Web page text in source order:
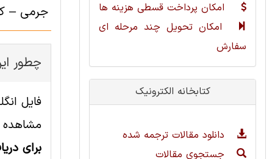
جرمی –
چطور
مشاهده
برای
امکان پرداخت قسطی هزینه ها
امکان تحویل چند مرحله ای
سفارش
کتابخانه الکترونیک
دانلود مقالات ترجمه شده
جستجوی مقالات